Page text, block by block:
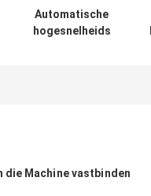
Automatische
hogesnelheids
die Machine vastbinden